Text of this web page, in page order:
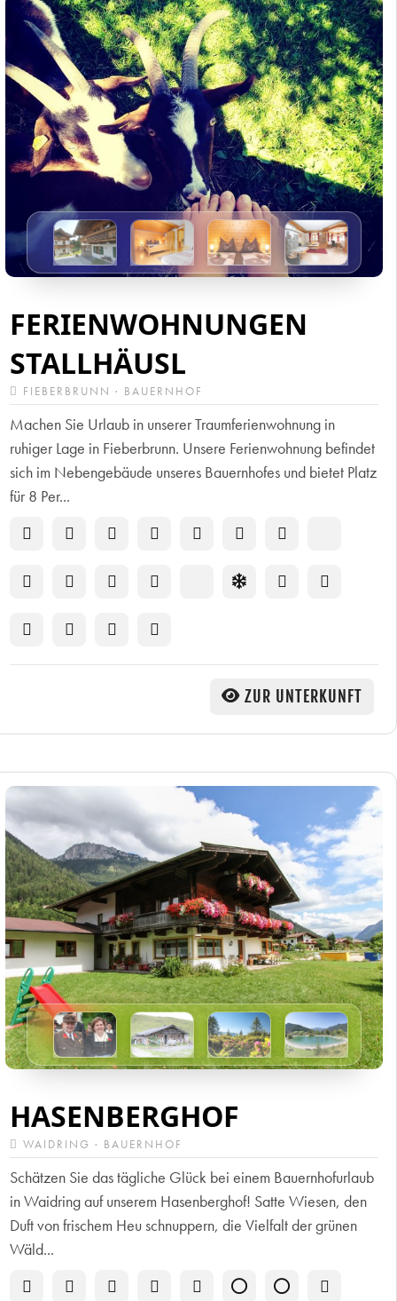
FERIENWOHNUNGEN
STALLHÄUSL
FIEBERBRUNN · BAUERNHOF
Machen Sie Urlaub in unserer Traumferienwohnung in
ruhiger Lage in Fieberbrunn. Unsere Ferienwohnung befindet
sich im Nebengebäude unseres Bauernhofes und bietet Platz
für 8 Per...
ZUR UNTERKUNFT
HASENBERGHOF
WAIDRING · BAUERNHOF
Schätzen Sie das tägliche Glück bei einem Bauernhofurlaub
in Waidring auf unserem Hasenberghof! Satte Wiesen, den
Duft von frischem Heu schnuppern, die Vielfalt der grünen
Wäld...